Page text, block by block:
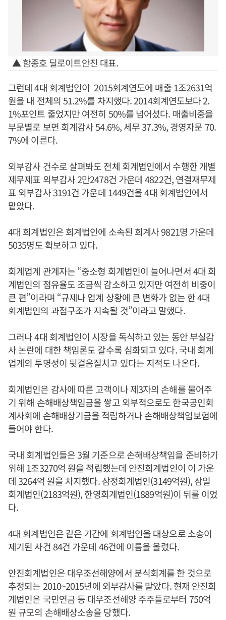
▲ 함종호 딜로이트안진 대표.
그런데 4대 회계법인이 2015회계연도에 매출 1조2631억
원을 내 전체의 51.2%를 차지했다. 2014회계연도보다 2.
1%포인트 줄었지만 여전히 50%를 넘어섰다. 매출비중을
부문별로 보면 회계감사 54.6%, 세무 37.3%, 경영자문 70.
7%에 이른다.
외부감사 건수로 살펴봐도 전체 회계법인에서 수행한 개별
제무제표 외부감사 2만2478건 가운데 4822건, 연결재무제
표 외부감사 3191건 가운데 1449건을 4대 회계법인에서
맡았다.
4대 회계법인은 회계법인에 소속된 회계사 9821명 가운데
5035명도 확보하고 있다.
회계업계 관계자는 “중소형 회계법인이 늘어나면서 4대 회
계법인의 점유율도 조금씩 감소하고 있지만 여전히 비중이
큰 편”이라며 “규제나 업계 상황에 큰 변화가 없는 한 4대
회계법인의 과점구조가 지속될 것”이라고 말했다.
그러나 4대 회계법인이 시장을 독식하고 있는 동안 부실감
사 논란에 대한 책임론도 갈수록 심화되고 있다. 국내 회계
업계의 투명성이 뒷걸음질치고 있다는 지적도 나온다.
회계법인은 감사에 따른 고객이나 제3자의 손해를 물어주
기 위해 손해배상책임금을 쌓고 외부적으로도 한국공인회
계사회에 손해배상기금을 적립하거나 손해배상책임보험에
들어야 한다.
국내 회계법인들은 3월 기준으로 손해배상책임을 준비하기
위해 1조3270억 원을 적립했는데 안진회계법인이 이 가운
데 3264억 원을 차지했다. 삼정회계법인(3149억원), 삼일
회계법인(2183억원), 한영회계법인(1889억원)이 뒤를 이었
다.
4대 회계법인은 같은 기간에 회계법인을 대상으로 소송이
제기된 사건 84건 가운데 46건에 이름을 올렸다.
안진회계법인은 대우조선해양에서 분식회계를 한 것으로
추정되는 2010~2015년에 외부감사를 맡았다. 현재 안진회
계법인은 국민연금 등 대우조선해양 주주들로부터 750억
원 규모의 손해배상소송을 당했다.